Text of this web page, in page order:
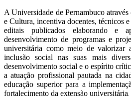
A Universidade de Pernambuco
e Cultura, incentiva docentes, técnicos
editais publicados elaborando e
desenvolvimento de programas e
universitária como meio de valorizar
inclusão social nas suas mais
desenvolvimento social e o espírito
a atuação profissional pautada na
educação superior para a
fortalecimento da extensão universitária.